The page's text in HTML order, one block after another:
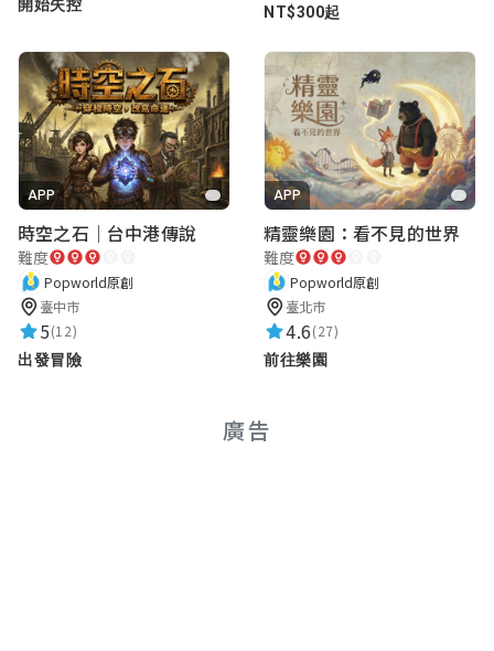
開始失控 NT$300起
APP
時空之石｜台中港傳說
難度
Popworld原創
臺中市
5(12)
出發冒險
APP
精靈樂園：看不見的世界
難度
Popworld原創
臺北市
4.6(27)
前往樂園
廣告